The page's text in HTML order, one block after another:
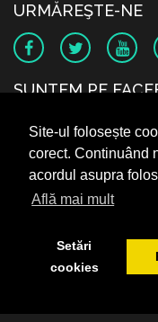
Site-ul folosește
corect. Continuând
acordul asupra
Află mai mult
Setări
cookies
URMĂREŞTE-NE
SUNTEM PE